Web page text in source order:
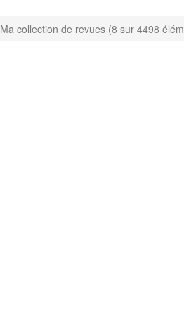
Ma collection de revues (8 sur 4498